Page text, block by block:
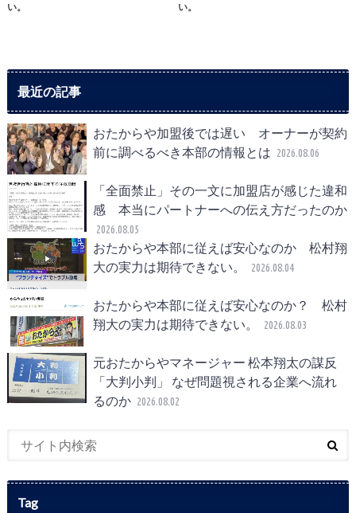
い。
い。
最近の記事
おたからや加盟後では遅い オーナーが契約
前に調べるべき本部の情報とは 2026.08.06
「全面禁止」その一文に加盟店が感じた違和
感 本当にパートナーへの伝え方だったのか
2026.08.05
おたからや本部に従えば安心なのか 松村翔
大の実力は期待できない。
2026.08.04
おたからや本部に従えば安心なのか？ 松村
翔大の実力は期待できない。
2026.08.03
元おたからやマネージャー 松本翔太の謀反
「大判小判」 なぜ問題視される企業へ流れ
るのか 2026.08.02
Tag